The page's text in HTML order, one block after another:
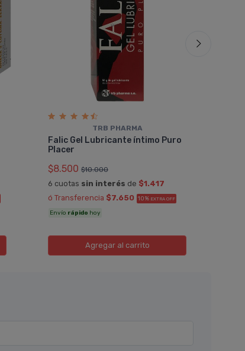
TRB PHARMA
Falic Gel Lubricante íntimo Puro
Placer
$8.500 $10.000
6 cuotas sin interés de $1.417
ó Transferencia $7.650 10% EXTRA OFF
Envío rápido hoy
Agregaral carrito